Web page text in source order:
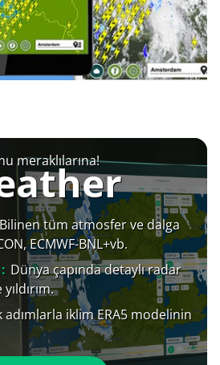
meraklılarına!
Bilinen tüm atmosfer ve dalga
ECMWF-BNL+vb.
Dünya çapında detaylı radar
adımlarla iklim ERA5 modelinin